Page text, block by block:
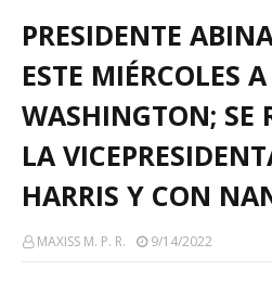
PRESIDENTE
ESTE MIÉRCOLES A
WASHINGTON; SE
LA
HARRIS Y CON
MAXISS M. P. R. 9/14/2022